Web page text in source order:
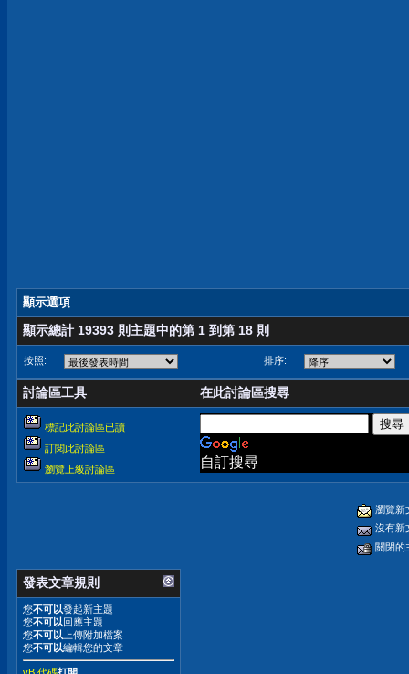
顯示選項
顯示總計 19393 則主題中的第 1 到第 18 則
按照: 排序:
討論區工具 在此討論區搜尋
標記此討論區已讀
訂閱此討論區
瀏覽上級討論區
自訂搜尋
瀏覽新
沒有新
關閉的
發表文章規則
您不可以發起新主題
您不可以回應主題
您不可以 上傳附加檔案
您不可以編輯您的文章